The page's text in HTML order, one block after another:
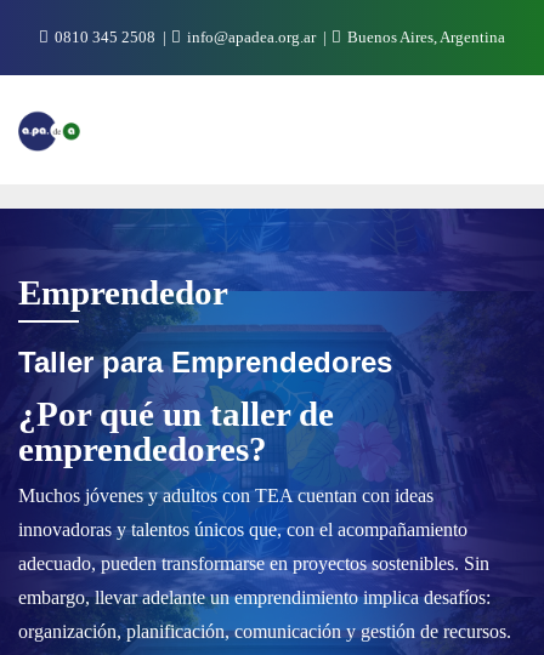
0810 345 2508 info@apadea.org.ar Buenos Aires, Argentina
Emprendedor
Taller para Emprendedores
¿Por qué un taller de
emprendedores?
Muchos jóvenes y adultos con TEA cuentan con ideas
innovadoras y talentos únicos que, con el acompañamiento
adecuado, pueden transformarse en proyectos sostenibles. Sin
embargo, llevar adelante un emprendimiento implica desafíos:
organización, planificación, comunicación y gestión de recursos.